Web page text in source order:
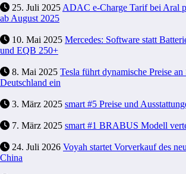
25. Juli 2025 ADAC e-Charge Tarif bei Aral
ab August 2025
10. Mai 2025 Mercedes: Software statt
und EQB 250+
8. Mai 2025 Tesla führt dynamische Preise
Deutschland ein
3. März 2025 smart #5 Preise und
7. März 2025 smart #1 BRABUS Modell
24. Juli 2026 Voyah startet Vorverkauf des
China